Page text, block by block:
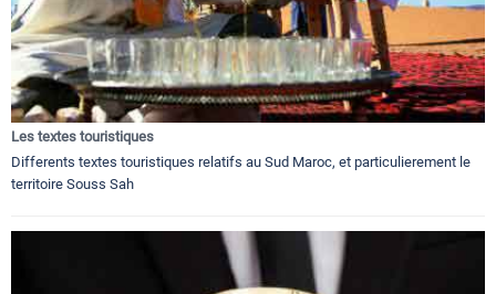
Les textes touristiques
Differents textes touristiques relatifs au Sud Maroc, et particulierement le
territoire Souss Sah